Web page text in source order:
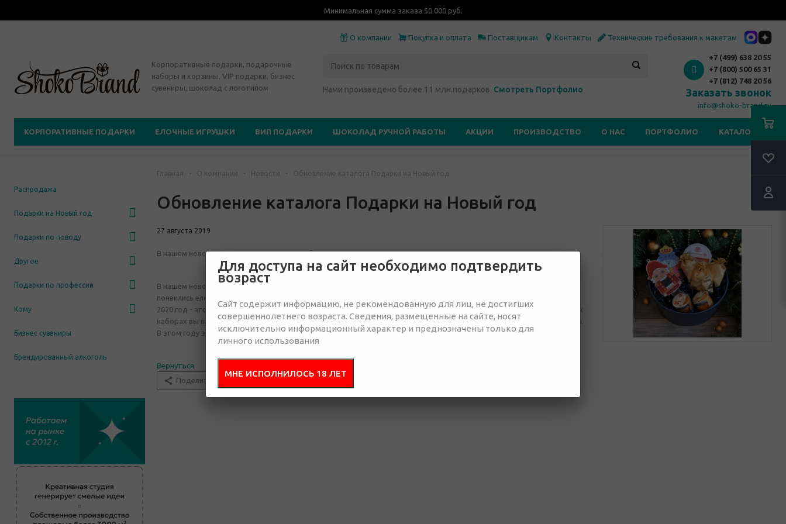
Минимальная сумма заказа 50 000 руб.
О компании Покупка и оплата Поставщикам Контакты Технические требования к макетам
Корпоративные подарки, подарочные
наборы и корзины, VIP подарки, бизнес
сувениры, шоколад с логотипом
Нами произведено более 11 млн.подарков. Смотреть Портфолио
+7 (499) 638 20 55
+7 (800) 500 65 31
+7 (812) 748 20 56
Заказать звонок
info@shoko-brand.ru
КОРПОРАТИВНЫЕ ПОДАРКИ ЕЛОЧНЫЕ ИГРУШКИ ВИП ПОДАРКИ ШОКОЛАД РУЧНОЙ РАБОТЫ АКЦИИ ПРОИЗВОДСТВО О НАС ПОРТФОЛИО КАТАЛОГИ
Распродажа
Подарки на Новый год
Подарки по поводу
Другое
Подарки по профессии
Кому
Бизнес сувениры
Брендированный алкоголь
Главная - О компании - Новости - Обновление каталога Подарки на Новый год
Обновление каталога Подарки на Новый год RSS
27 августа 2019
В нашем новогоднем каталоге появилось более 100 новых подарков!
В нашем новогоднем каталоге появилось более 100 новых подарков! В этом году во многих подарочных наборах
появились елочные игрушки ручной работы, выполненные в технике "ярославская майолика".
2020 год - это год крысы (мыши). Поэтому мы решили добавить в свои подарки героев из сказки Щелкунчик. В наших
наборах вы встретите Мышиного короля и Щелкунчика. Традиционно, во многих подарках встречается символ года.
В этом году это милая мышка.
Вернуться
Поделиться
Для доступа на сайт необходимо подтвердить
возраст
Сайт содержит информацию, не рекомендованную для лиц, не достигших
совершеннолетнего возраста. Сведения, размещенные на сайте, носят
исключительно информационный характер и преднозначены только для
личного использования
МНЕ ИСПОЛНИЛОСЬ 18 ЛЕТ